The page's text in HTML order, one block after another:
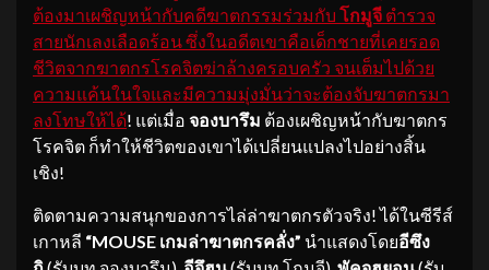
ต้องมาเผชิญหน้ากับคดีฆาตกรรมร่วมกับ โกมูจี ตำรวจ
สายนักเลงเลือดร้อน ซึ่งในอดีตเขาคือเด็กชายที่เคยรอด
ชีวิตจากฆาตกรโรคจิตฆ่าล้างครอบครัว จนเต็มไปด้วย
ความแค้นในใจและมีความมุ่งมั่นว่าจะต้องจับฆาตกรมา
ลงโทษให้ได้! แต่เมื่อ จองบารึม ต้องเผชิญหน้ากับฆาตกร
โรคจิต ก็ทำให้ชีวิตของเขาได้เปลี่ยนแปลงไปอย่างสิ้น
เชิง!
ติดตามความสนุกของการไล่ล่าฆาตกรตัวจริง! ได้ในซีรีส์
เกาหลี “MOUSE เกมล่าฆาตกรคลั่ง” นำแสดงโดยอีซึง